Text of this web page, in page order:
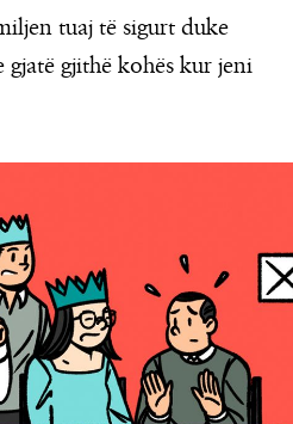
tuaj të sigurt duke
gjithë kohës kur jeni